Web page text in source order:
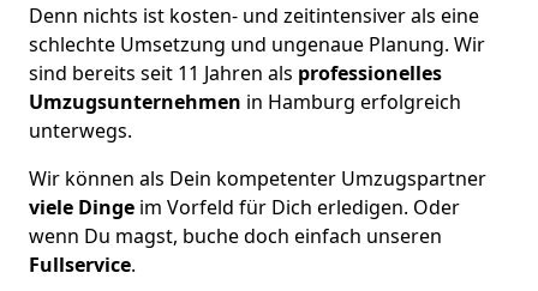
Denn nichts ist kosten- und zeitintensiver als eine
schlechte Umsetzung und ungenaue Planung. Wir
sind bereits seit 11 Jahren als professionelles
Umzugsunternehmen in Hamburg erfolgreich
unterwegs.
Wir können als Dein kompetenter Umzugspartner
viele Dinge im Vorfeld für Dich erledigen. Oder
wenn Du magst, buche doch einfach unseren
Fullservice.